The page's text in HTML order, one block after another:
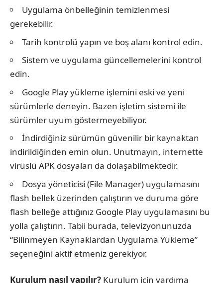
Uygulama önbelleğinin temizlenmesi
gerekebilir.
Tarih kontrolü yapın ve boş alanı kontrol edin.
Sistem ve uygulama güncellemelerini kontrol
edin.
Google Play yükleme işlemini eski ve yeni
sürümlerle deneyin. Bazen işletim sistemi ile
sürümler uyum göstermeyebiliyor.
İndirdiğiniz sürümün güvenilir bir kaynaktan
indirildiğinden emin olun. Unutmayın, internette
virüslü APK dosyaları da dolaşabilmektedir.
Dosya yöneticisi (File Manager) uygulamasını
flash bellek üzerinden çalıştırın ve duruma göre
flash belleğe attığınız Google Play uygulamasını bu
yolla çalıştırın. Tabii burada, televizyonunuzda
“Bilinmeyen Kaynaklardan Uygulama Yükleme”
seçeneğini aktif etmeniz gerekiyor.
Kurulum nasıl yapılır? Kurulum için yardıma